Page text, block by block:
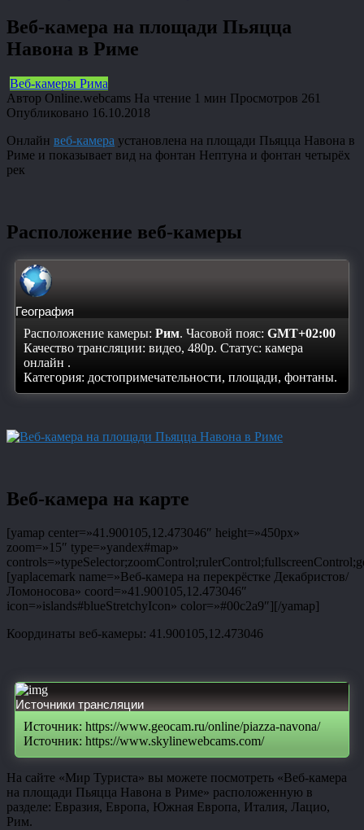
Веб-камера на площади Пьяцца
Навона в Риме
Веб-камеры Рима
Автор Online.webcams На чтение 1 мин Просмотров 261
Опубликовано 16.10.2018
Онлайн веб-камера установлена на площади Пьяцца Навона в
Риме и показывает вид на фонтан Нептуна и фонтан четырёх
рек
Расположение веб-камеры
География
Расположение камеры: Рим. Часовой пояс: GMT+02:00
Качество трансляции: видео, 480p. Статус: камера
онлайн .
Категория: достопримечательности, площади, фонтаны.
Веб-камера на карте
[yamap center=»41.900105,12.473046″ height=»450px»
zoom=»15″ type=»yandex#map»
[yaplacemark name=»Веб-камера на перекрёстке Декабристов/
Ломоносова» coord=»41.900105,12.473046″
icon=»islands#blueStretchyIcon» color=»#00c2a9″][/yamap]
Координаты веб-камеры: 41.900105,12.473046
Источники трансляции
Источник: https://www.geocam.ru/online/piazza-navona/
Источник: https://www.skylinewebcams.com/
На сайте «Мир Туриста» вы можете посмотреть «Веб-камера
на площади Пьяцца Навона в Риме» расположенную в
разделе: Евразия, Европа, Южная Европа, Италия, Лацио,
Рим.